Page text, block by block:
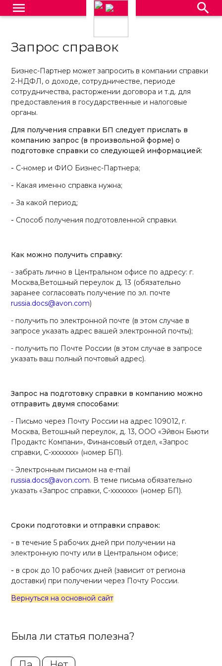
menu search
Запрос справок
Бизнес-Партнер может запросить в компании справки
2-НДФЛ, о доходе, сотрудничестве, периоде
сотрудничества, расторжении договора и т.д. для
предоставления в государственные и налоговые
органы.
Для получения справки БП следует прислать в
компанию запрос (в произвольной форме) о
подготовке справки со следующей информацией:
- C-номер и ФИО Бизнес-Партнера;
- Какая именно справка нужна;
- За какой период;
- Способ получения подготовленной справки.
Как можно получить справку:
- забрать лично в Центральном офисе по адресу: г.
Москва,Ветошный переулок д. 13 (обязательно
заранее согласовать получение по эл. почте
russia.docs@avon.com)
- получить по электронной почте (в этом случае в
запросе указать адрес вашей электронной почты);
- получить по Почте России (в этом случае в запросе
указать ваш полный почтовый адрес).
Запрос на подготовку справки в компанию можно
отправить двумя способами:
- Письмо через Почту России на адрес 109012, г.
Москва, Ветошный переулок, д. 13, ООО «Эйвон Бьюти
Продактс Компани», Финансовый отдел, «Запрос
справки, С-ххххххх» (номер БП).
- Электронным письмом на e-mail
russia.docs@avon.com. В теме письма обязательно
указать «Запрос справки, С-ххххххх» (номер БП).
Сроки подготовки и отправки справок:
- в течение 5 рабочих дней при получении на
электронную почту или в Центральном офисе;
- в срок до 10 рабочих дней (зависит от региона
доставки) при получении через Почту России.
Вернуться на основной сайт
Была ли статья полезна?